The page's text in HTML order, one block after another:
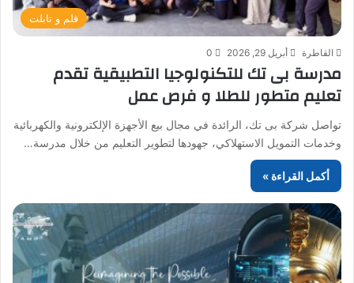
قلم و تابلت
القاطرة أبريل 29, 2026 0
مدرسة بى تك للتكنولوجيا التطبيقية تقدم
تعليم متطور للطلا و فرص عمل
تواصل شركة بى تك، الرائدة في مجال بيع الأجهزة الإلكترونية والكهربائية
وخدمات التمويل الاستهلاكي، جهودها لتطوير التعليم من خلال مدرسة…
أكمل القراءة »